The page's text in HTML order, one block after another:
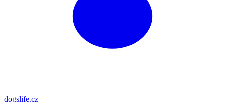
dogslife.cz